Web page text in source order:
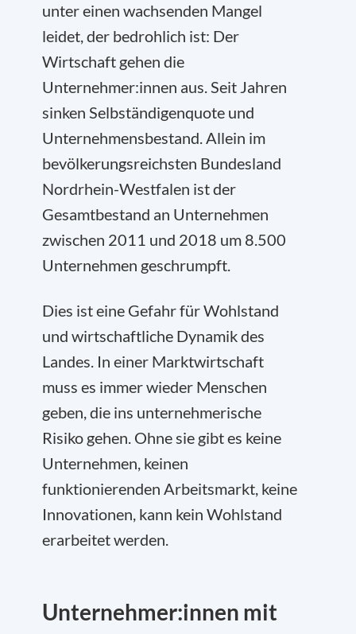
unter einen wachsenden Mangel
leidet, der bedrohlich ist: Der
Wirtschaft gehen die
Unternehmer:innen aus. Seit Jahren
sinken Selbständigenquote und
Unternehmensbestand. Allein im
bevölkerungsreichsten Bundesland
Nordrhein-Westfalen ist der
Gesamtbestand an Unternehmen
zwischen 2011 und 2018 um 8.500
Unternehmen geschrumpft.
Dies ist eine Gefahr für Wohlstand
und wirtschaftliche Dynamik des
Landes. In einer Marktwirtschaft
muss es immer wieder Menschen
geben, die ins unternehmerische
Risiko gehen. Ohne sie gibt es keine
Unternehmen, keinen
funktionierenden Arbeitsmarkt, keine
Innovationen, kann kein Wohlstand
erarbeitet werden.
Unternehmer:innen mit